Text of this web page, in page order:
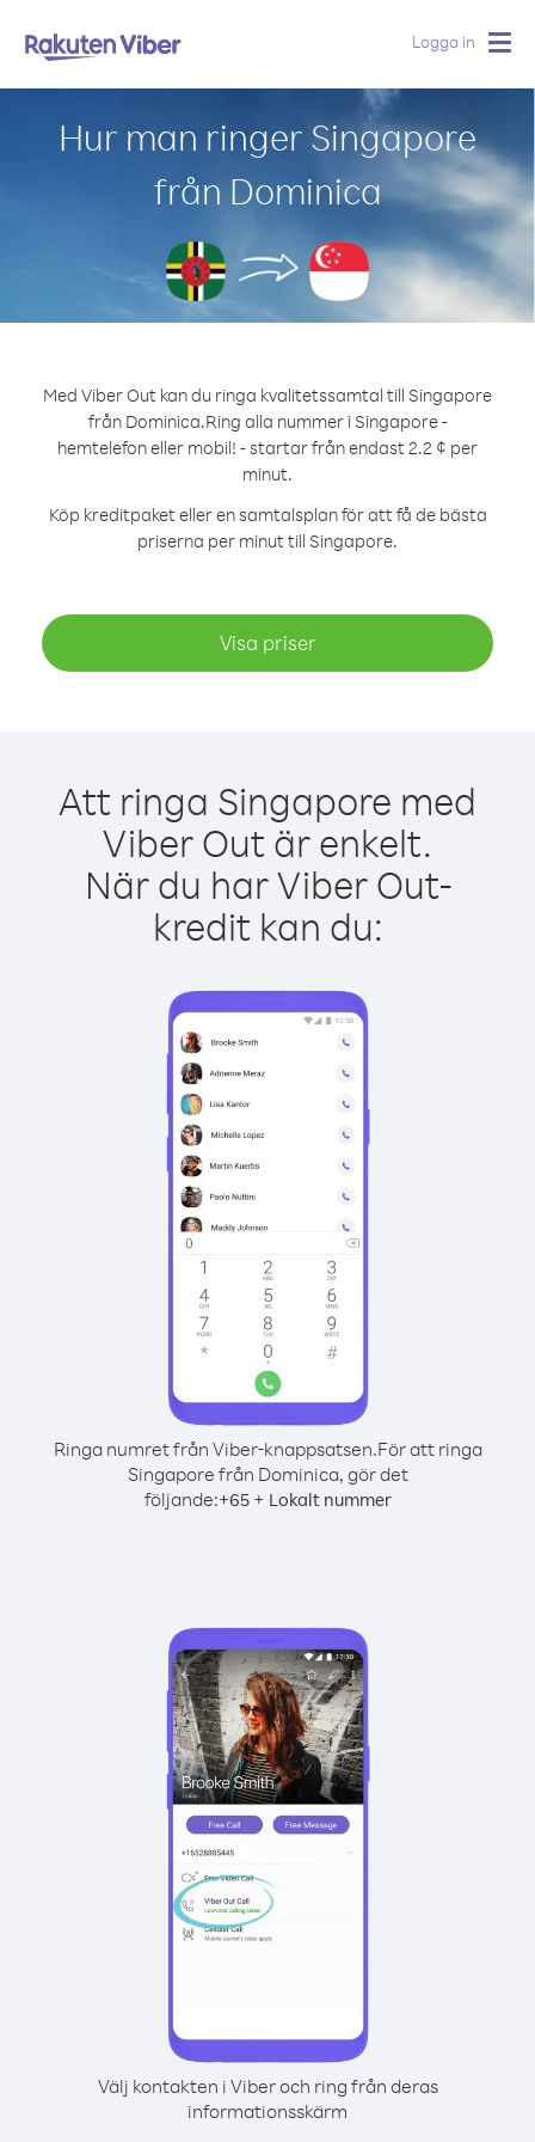
Logga in
Hur man ringer Singapore
från Dominica
Med Viber Out kan du ringa kvalitetssamtal till Singapore
från Dominica.Ring alla nummer i Singapore -
hemtelefon eller mobil! - startar från endast 2.2 ¢ per
minut.
Köp kreditpaket eller en samtalsplan för att få de bästa
priserna per minut till Singapore.
Visa priser
Att ringa Singapore med
Viber Out är enkelt.
När du har Viber Out-
kredit kan du:
Ringa numret från Viber-knappsatsen.För att ringa
Singapore från Dominica, gör det
följande:+65+ Lokalt nummer
Välj kontakten i Viber och ring från deras
informationsskärm